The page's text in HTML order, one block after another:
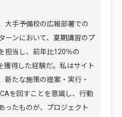
大手予備校の広報部署での
ーンにおいて、夏期講習のプ
担当し、前年比120％の
獲得した経験だ。私はサイト
新たな施策の提案・実行・
を回すことを意識し、行動
ったものが、プロジェクト